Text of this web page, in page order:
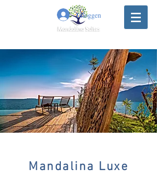
Inloggen
Mandalina Luxe